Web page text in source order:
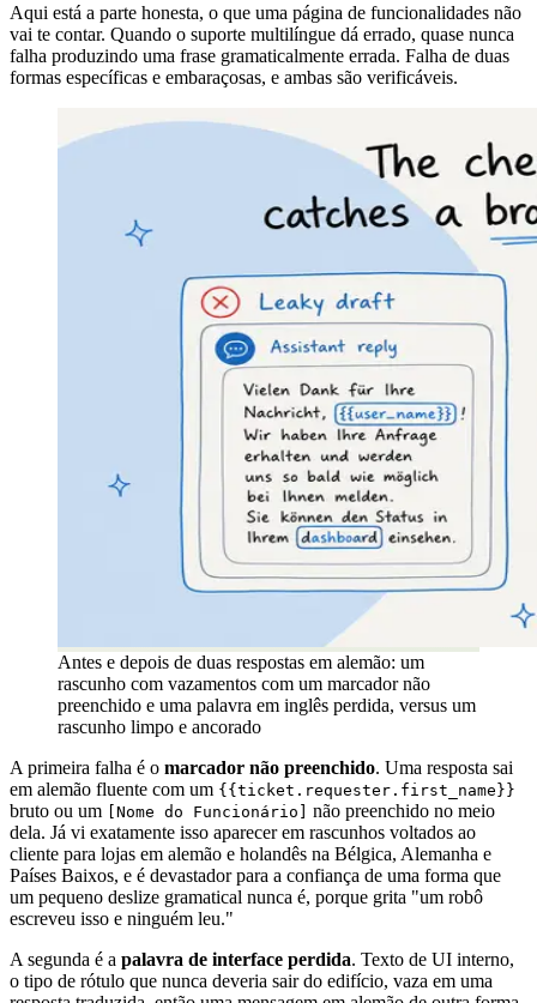
Aqui está a parte honesta, o que uma página de funcionalidades não
vai te contar. Quando o suporte multilíngue dá errado, quase nunca
falha produzindo uma frase gramaticalmente errada. Falha de duas
formas específicas e embaraçosas, e ambas são verificáveis.
Antes e depois de duas respostas em alemão: um
rascunho com vazamentos com um marcador não
preenchido e uma palavra em inglês perdida, versus um
rascunho limpo e ancorado
A primeira falha é o marcador não preenchido. Uma resposta sai
em alemão fluente com um {{ticket.requester.first_name}}
bruto ou um [Nome do Funcionário] não preenchido no meio
dela. Já vi exatamente isso aparecer em rascunhos voltados ao
cliente para lojas em alemão e holandês na Bélgica, Alemanha e
Países Baixos, e é devastador para a confiança de uma forma que
um pequeno deslize gramatical nunca é, porque grita "um robô
escreveu isso e ninguém leu."
A segunda é a palavra de interface perdida. Texto de UI interno,
o tipo de rótulo que nunca deveria sair do edifício, vaza em uma